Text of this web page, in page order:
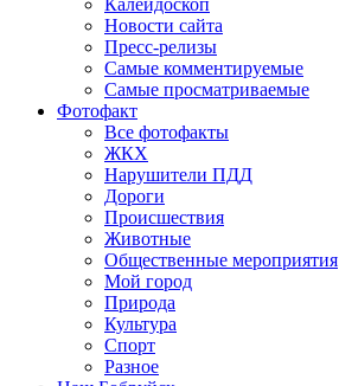
Калейдоскоп
Новости сайта
Пресс-релизы
Самые комментируемые
Самые просматриваемые
Фотофакт
Все фотофакты
ЖКХ
Нарушители ПДД
Дороги
Происшествия
Животные
Общественные мероприятия
Мой город
Природа
Культура
Спорт
Разное